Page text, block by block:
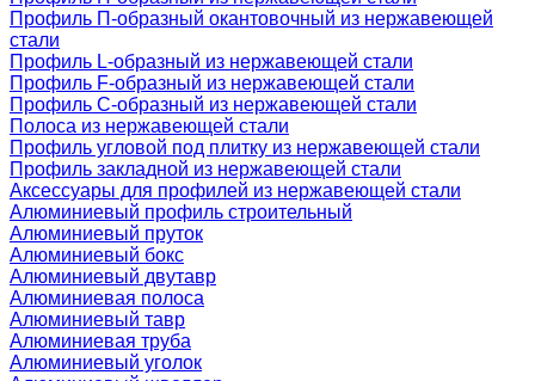
Профиль П-образный окантовочный из нержавеющей
стали
Профиль L-образный из нержавеющей стали
Профиль F-образный из нержавеющей стали
Профиль C-образный из нержавеющей стали
Полоса из нержавеющей стали
Профиль угловой под плитку из нержавеющей стали
Профиль закладной из нержавеющей стали
Аксессуары для профилей из нержавеющей стали
Алюминиевый профиль строительный
Алюминиевый пруток
Алюминиевый бокс
Алюминиевый двутавр
Алюминиевая полоса
Алюминиевый тавр
Алюминиевая труба
Алюминиевый уголок